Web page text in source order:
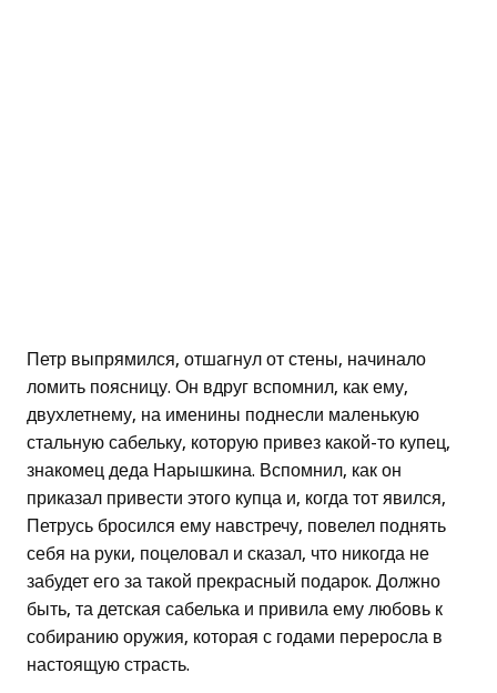
Петр выпрямился, отшагнул от стены, начинало
ломить поясницу. Он вдруг вспомнил, как ему,
двухлетнему, на именины поднесли маленькую
стальную сабельку, которую привез какой-то купец,
знакомец деда Нарышкина. Вспомнил, как он
приказал привести этого купца и, когда тот явился,
Петрусь бросился ему навстречу, повелел поднять
себя на руки, поцеловал и сказал, что никогда не
забудет его за такой прекрасный подарок. Должно
быть, та детская сабелька и привила ему любовь к
собиранию оружия, которая с годами переросла в
настоящую страсть.